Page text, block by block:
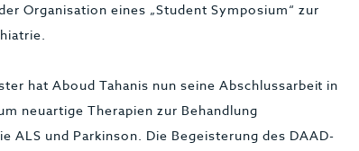
Organisation eines „Student Symposium“ zur
hat Aboud Tahanis nun seine Abschlussarbeit in
neuartige Therapien zur Behandlung
ALS und Parkinson. Die Begeisterung des DAAD-